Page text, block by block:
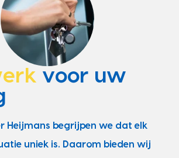
voor uw
Heijmans begrijpen we dat elk
uniek is. Daarom bieden wij